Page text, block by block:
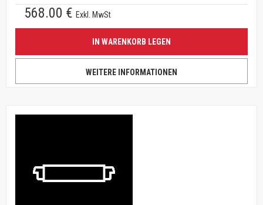
568.00 € Exkl. MwSt
IN WARENKORB LEGEN
WEITERE INFORMATIONEN